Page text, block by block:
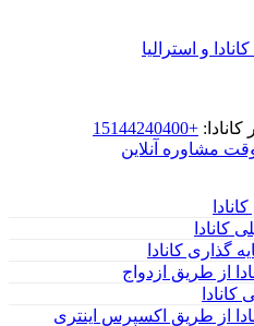
و استرالیا
کانادا: +15144240400
مشاوره آنلاین
کانادا
گذاری کانادا
از طریق ازدواج
از طریق اکسپرس اینتری